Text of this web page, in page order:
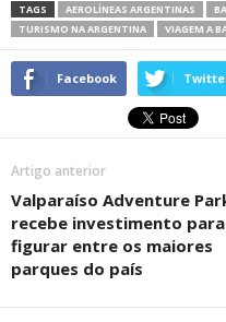
TAGS AEROLÍNEAS ARGENTINAS
TURISMO NA ARGENTINA
VIAGEM A
Facebook
Artigo anterior
Valparaíso Adventure
recebe investimento para
figurar entre os maiores
parques do país